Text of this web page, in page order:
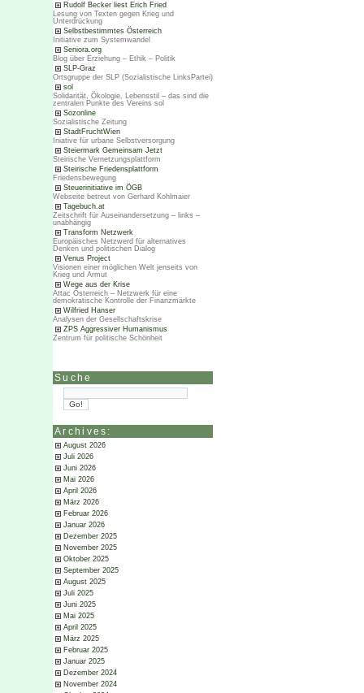
Rudolf Becker liest Erich Fried
Lesung von Texten gegen Krieg und
Unterdrückung
Selbstbestimmtes Österreich
Initiative zum Systemwandel
Seniora.org
Blog über Erziehung – Ethik – Politik
SLP-Graz
Ortsgruppe der SLP (Sozialistische LinksPartei)
sol
Solidarität, Ökologie, Lebensstil – das sind die
zentralen Punkte des Vereins sol
Sozonline
Sozialistische Zeitung
StadtFruchtWien
Iniative für urbane Selbstversorgung
Steiermark Gemeinsam Jetzt
Steirische Vernetzungsplattform
Steirische Friedensplattform
Friedensbewegung
Steuerinitiative im ÖGB
Webseite betreut von Gerhard Kohlmaier
Tagebuch.at
Zeitschrift für Auseinandersetzung – links –
unabhängig
Transform Netzwerk
Europäisches Netzwerd für alternatives
Denken und politischen Dialog
Venus Project
Visionen einer möglichen Welt jenseits von
Krieg und Armut
Wege aus der Krise
Attac Österreich – Netzwerk für eine
demokratische Kontrolle der Finanzmärkte
Wilfried Hanser
Analysen der Gesellschaftskrise
ZPS Aggressiver Humanismus
Zentrum für politische Schönheit
Suche
Archives:
August 2026
Juli 2026
Juni 2026
Mai 2026
April 2026
März 2026
Februar 2026
Januar 2026
Dezember 2025
November 2025
Oktober 2025
September 2025
August 2025
Juli 2025
Juni 2025
Mai 2025
April 2025
März 2025
Februar 2025
Januar 2025
Dezember 2024
November 2024